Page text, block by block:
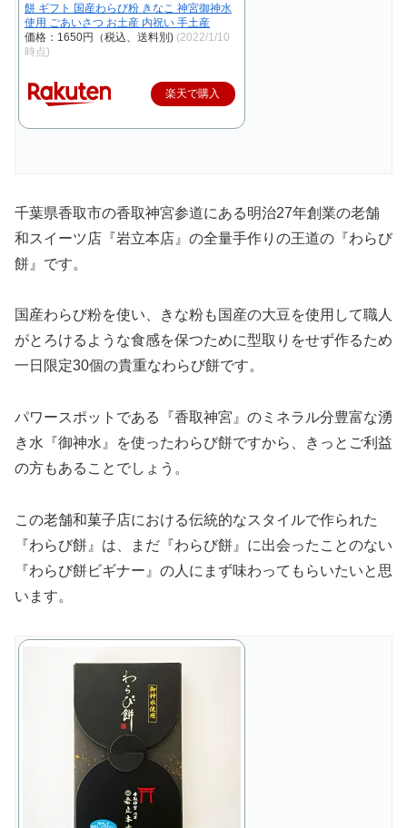
餅 ギフト 国産わらび粉 きなこ 神宮御神水
使用 ごあいさつ お土産 内祝い 手土産
価格：1650円（税込、送料別) (2022/1/10
時点)
楽天で購入
千葉県香取市の香取神宮参道にある明治27年創業の老舗
和スイーツ店『岩立本店』の全量手作りの王道の『わらび
餅』です。
国産わらび粉を使い、きな粉も国産の大豆を使用して職人
がとろけるような食感を保つために型取りをせず作るため
一日限定30個の貴重なわらび餅です。
パワースポットである『香取神宮』のミネラル分豊富な湧
き水『御神水』を使ったわらび餅ですから、きっとご利益
の方もあることでしょう。
この老舗和菓子店における伝統的なスタイルで作られた
『わらび餅』は、まだ『わらび餅』に出会ったことのない
『わらび餅ビギナー』の人にまず味わってもらいたいと思
います。